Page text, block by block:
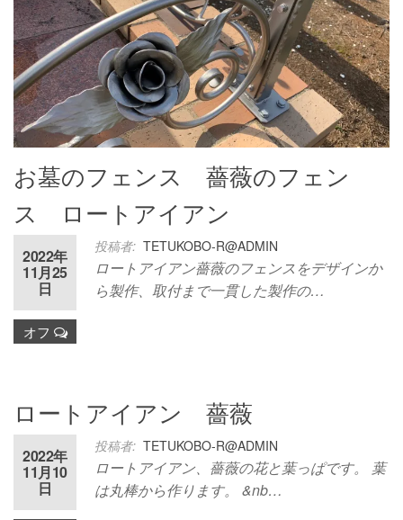
お墓のフェンス 薔薇のフェン
ス ロートアイアン
投稿者: TETUKOBO-R@ADMIN
2022年
11月25
日
オフ
ロートアイアン薔薇のフェンスをデザインか
ら製作、取付まで一貫した製作の…
ロートアイアン 薔薇
投稿者: TETUKOBO-R@ADMIN
2022年
11月10
日
ロートアイアン、薔薇の花と葉っぱです。 葉
は丸棒から作ります。 &nb…